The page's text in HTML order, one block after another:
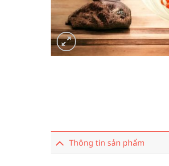
Thông tin sản phẩm